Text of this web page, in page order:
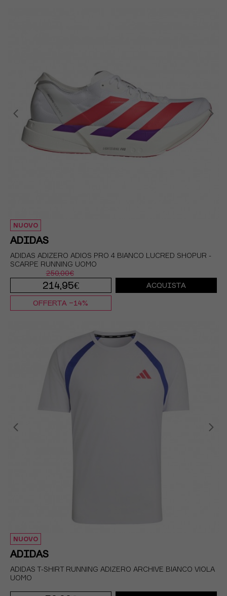
EUR 45 1/3 / UK 10,5
NUOVO
ADIDAS
ADIDAS ADIZERO ADIOS PRO 4 BIANCO LUCRED SHOPUR -
SCARPE RUNNING UOMO
250,00€
214,95€
EUR 42 2/3 / UK 8,5 EUR 43 1/3 / UK 9
EUR 44 / UK 9,5 EUR 44 2/3 / UK 10
EUR 45 1/3 / UK 10,5 EUR 46 / UK 11
ACQUISTA
OFFERTA -14%
NUOVO
ADIDAS
ADIDAS T-SHIRT RUNNING ADIZERO ARCHIVE BIANCO VIOLA
UOMO